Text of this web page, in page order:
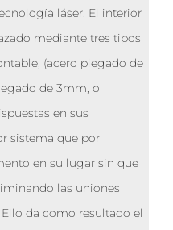
láser. El interior
mediante tres tipos
(acero plegado de
de 3mm, o
en sus
sistema que por
en su lugar sin que
las uniones
da como resultado el